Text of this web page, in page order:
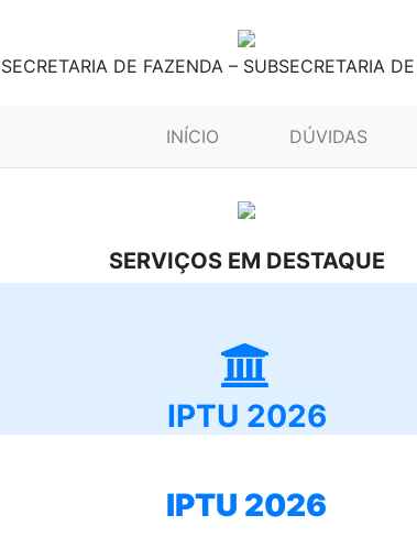
SECRETARIA DE FAZENDA – SUBSECRETARIA
INÍCIO (CURRENT)DÚVIDAS
SERVIÇOS EM DESTAQUE
IPTU 2026
IPTU 2026